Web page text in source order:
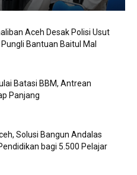
Aceh Desak Polisi Usut
Bantuan Baitul Mal
Batasi BBM, Antrean
Panjang
Solusi Bangun Andalas
bagi 5.500 Pelajar